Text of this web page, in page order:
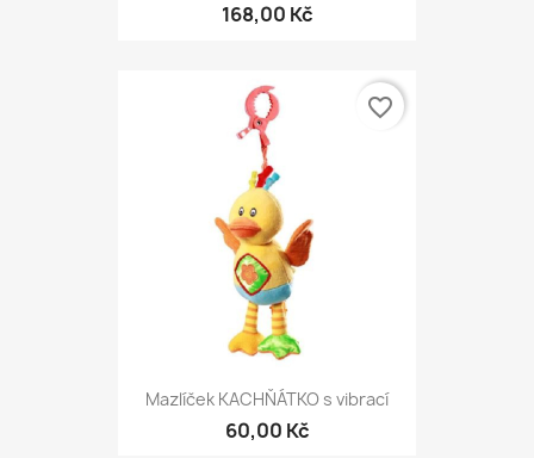
168,00 Kč
Mazlíček KACHŇÁTKO s vibrací
60,00 Kč
favorite_border